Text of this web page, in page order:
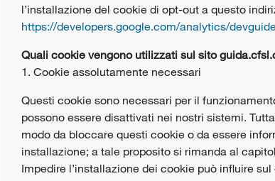
l’installazione del cookie di opt-out a questo
https://developers.google.com/analytics/
Quali cookie vengono utilizzati sul sito
1. Cookie assolutamente necessari
Questi cookie sono necessari per il
possono essere disattivati nei nostri sistemi.
modo da bloccare questi cookie o da essere
installazione; a tale proposito si rimanda al
Impedire l’installazione dei cookie può influire